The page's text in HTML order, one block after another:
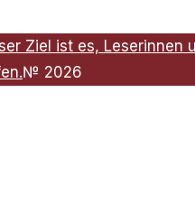
Ziel ist es, Leserinnen
№ 2026